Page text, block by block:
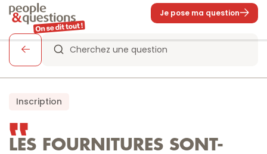
Je pose ma question
Cherchez une question
Inscription
LES FOURNITURES SONT-